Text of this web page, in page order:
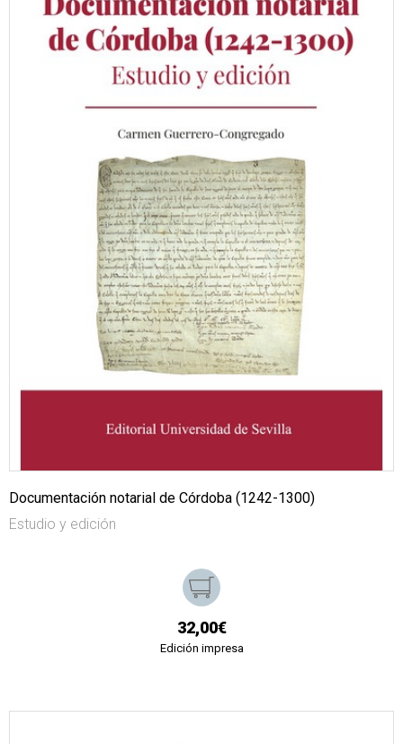
Documentación notarial de Córdoba (1242-1300)
Estudio y edición
32,00€
Edición impresa